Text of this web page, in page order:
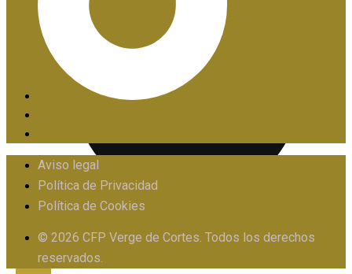
X
Aviso legal
Política de Privacidad
Política de Cookies
© 2026 CFP Verge de Cortes. Todos los derechos
reservados.